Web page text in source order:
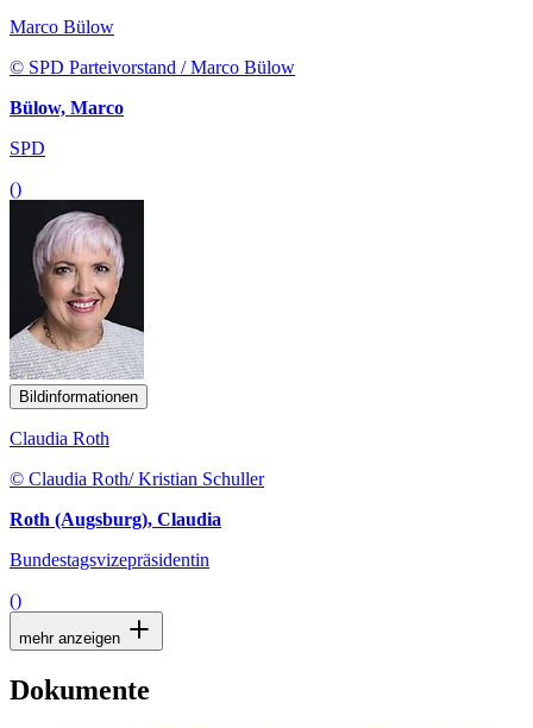
Marco Bülow
© SPD Parteivorstand / Marco Bülow
Bülow, Marco
SPD
()
Bildinformationen
Claudia Roth
© Claudia Roth/ Kristian Schuller
Roth (Augsburg), Claudia
Bundestagsvizepräsidentin
()
mehr anzeigen
Dokumente